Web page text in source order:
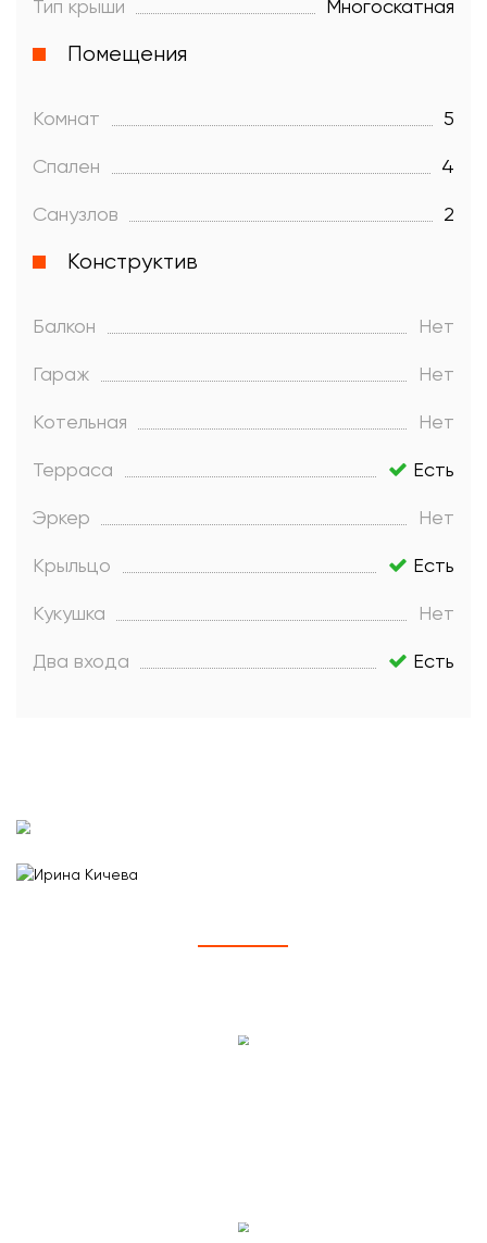
Тип крыши Многоскатная
Помещения
Комнат 5
Спален 4
Санузлов 2
Конструктив
Балкон Нет
Гараж Нет
Котельная Нет
Терраса Есть
Эркер Нет
Крыльцо Есть
Кукушка Нет
Два входа Есть